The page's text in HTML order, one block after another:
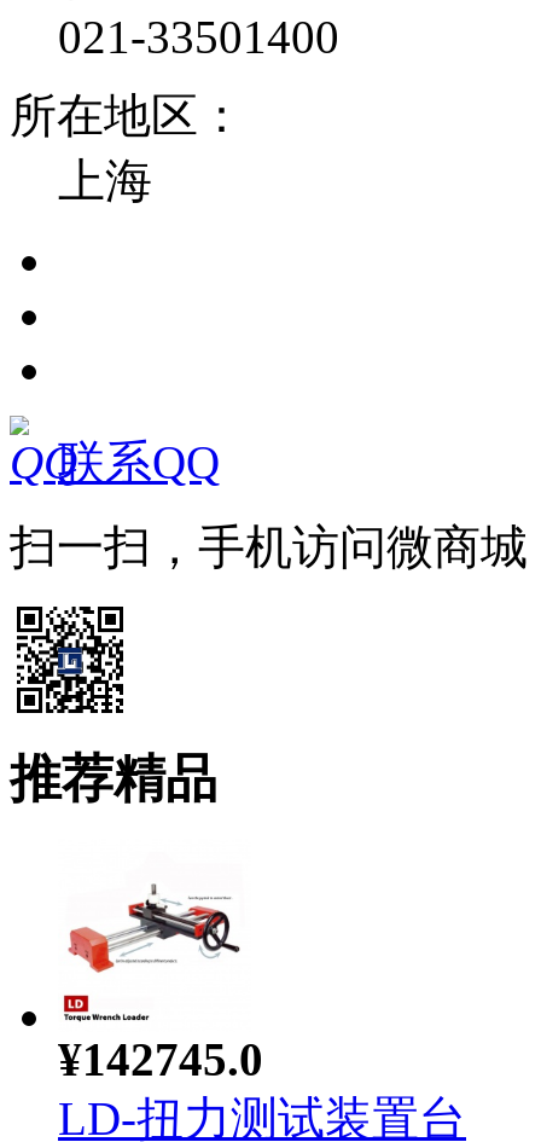
021-33501400
所在地区：
上海
联系QQ
扫一扫，手机访问微商城
推荐精品
¥142745.0
LD-扭力测试装置台